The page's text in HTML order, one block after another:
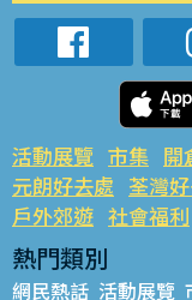
活動展覽 市集 開
元朗好去處 荃灣
戶外郊遊 社會福利
熱門類別
網民熱話 活動展覽